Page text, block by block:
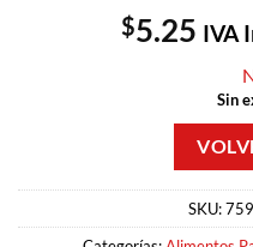
$5.25 IVA
Sin
SKU: